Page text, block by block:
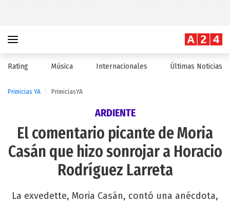
Rating Música Internacionales Últimas Noticias
Primicias YA PrimiciasYA
ARDIENTE
El comentario picante de Moria
Casán que hizo sonrojar a Horacio
Rodríguez Larreta
La exvedette, Moria Casán, contó una anécdota,